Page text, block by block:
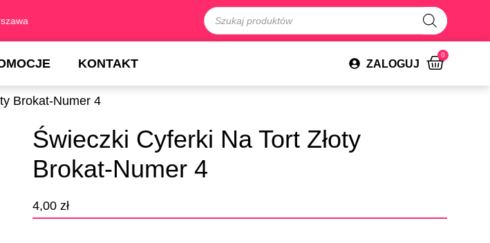
KONTAKT ZALOGUJ
0
Brokat-Numer 4
Świeczki Cyferki Na Tort Złoty
Brokat-Numer 4
4,00 zł